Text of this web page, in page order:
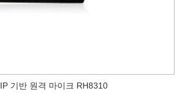
IP 기반 원격 마이크 RH8310